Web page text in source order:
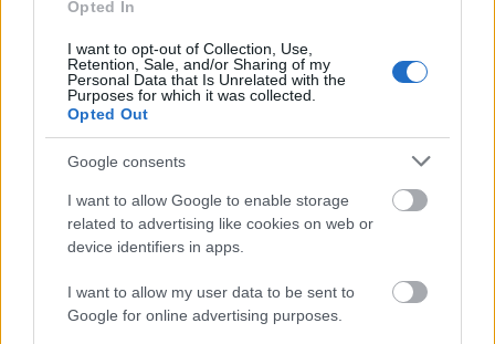
Opted In
I want to opt-out of Collection, Use,
Retention, Sale, and/or Sharing of my
Personal Data that Is Unrelated with the
Purposes for which it was collected.
Opted Out
Google consents
I want to allow Google to enable storage
related to advertising like cookies on web or
device identifiers in apps.
I want to allow my user data to be sent to
Google for online advertising purposes.
ELSTARTOLT A MŰVÉSZETEK VÖLGYE
AZ EMBERSÉG ÜNNEPE